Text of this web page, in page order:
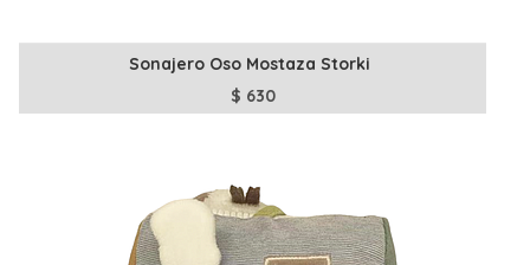
Sonajero Oso Mostaza Storki
$ 630